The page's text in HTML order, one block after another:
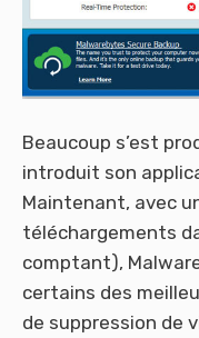
Beaucoup s’est
introduit son
Maintenant, avec
téléchargements
comptant),
certains des
de suppression de